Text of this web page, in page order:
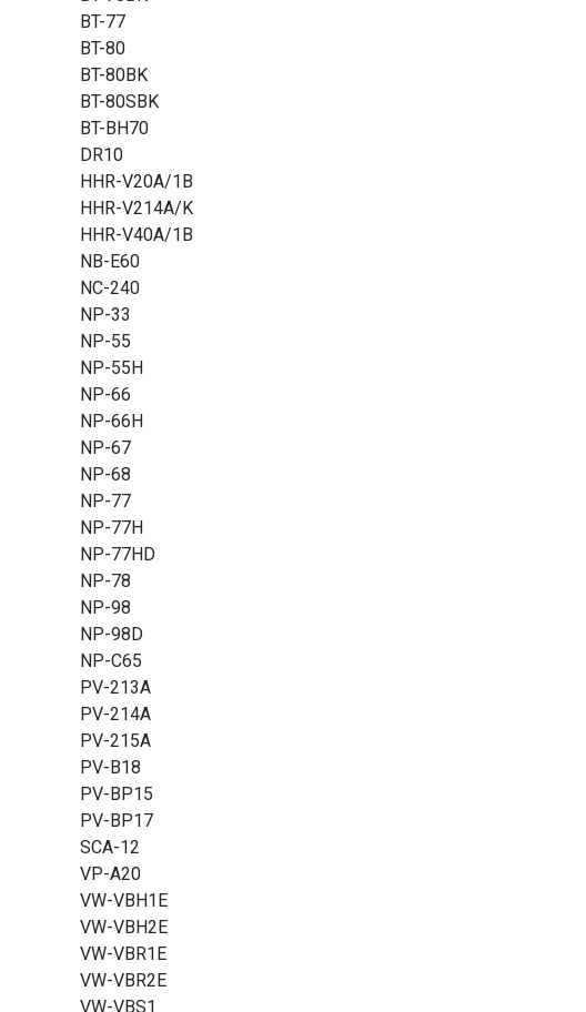
BT-77
BT-80
BT-80BK
BT-80SBK
BT-BH70
DR10
HHR-V20A/1B
HHR-V214A/K
HHR-V40A/1B
NB-E60
NC-240
NP-33
NP-55
NP-55H
NP-66
NP-66H
NP-67
NP-68
NP-77
NP-77H
NP-77HD
NP-78
NP-98
NP-98D
NP-C65
PV-213A
PV-214A
PV-215A
PV-B18
PV-BP15
PV-BP17
SCA-12
VP-A20
VW-VBH1E
VW-VBH2E
VW-VBR1E
VW-VBR2E
VW-VBS1